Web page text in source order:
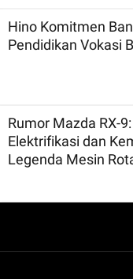
Hino Komitmen
Pendidikan Vokasi
Rumor Mazda RX-
Elektrifikasi dan
Legenda Mesin